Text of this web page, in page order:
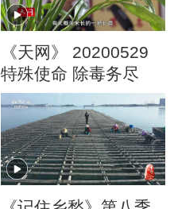
《天网》 20200529
特殊使命 除毒务尽